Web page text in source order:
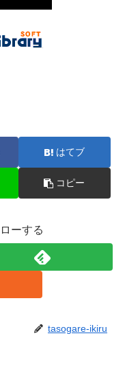
はてブ
コピー
ーする
tasogare-ikiru